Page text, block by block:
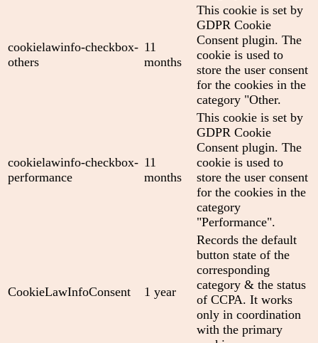
cookielawinfo-checkbox-
others
11
months
This cookie is set by
GDPR Cookie
Consent plugin. The
cookie is used to
store the user consent
for the cookies in the
category "Other.
cookielawinfo-checkbox-
performance
11
months
This cookie is set by
GDPR Cookie
Consent plugin. The
cookie is used to
store the user consent
for the cookies in the
category
"Performance".
CookieLawInfoConsent 1 year
Records the default
button state of the
corresponding
category & the status
of CCPA. It works
only in coordination
with the primary